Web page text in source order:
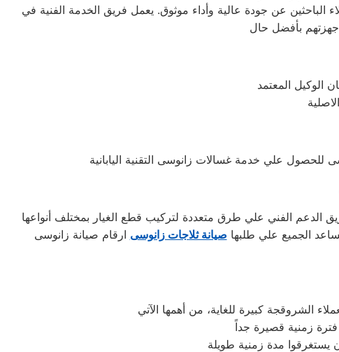
الباحثين عن جودة عالية وأداء موثوق. يعمل فريق الخدمة الفنية في
المعتمد
علي خدمة غسالات زانوسى التقنية اليابانية
الدعم الفني علي طرق متعددة لتركيب قطع الغيار بمختلف أنواعها
الجميع علي طلبها صيانة ثلاجات زانوسى ارقام صيانة زانوسى